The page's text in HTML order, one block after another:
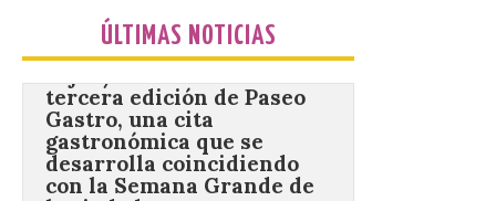
ÚLTIMAS NOTICIAS
Gijón/Xixón celebra la
tercera edición de Paseo
Gastro, una cita
gastronómica que se
desarrolla coincidiendo
con la Semana Grande de
la ciudad.
10 Ago 2026